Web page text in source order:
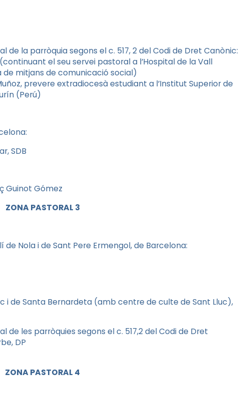
la parròquia segons el c. 517, 2 del Codi de Dret Canònic:
el seu servei pastoral a l’Hospital de la Vall
de mitjans de comunicació social)
prevere extradiocesà estudiant a l’Institut Superior de
(Perú)
SDB
Guinot Gómez
ZONA PASTORAL 3
Nola i de Sant Pere Ermengol, de Barcelona:
i de Santa Bernardeta (amb centre de culte de Sant Lluc),
les parròquies segons el c. 517,2 del Codi de Dret
DP
ZONA PASTORAL 4